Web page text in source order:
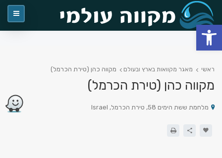
ראשי מאגר מקוואות בארץ ובעולם מקווה כהן (טירת הכרמל)
מקווה כהן (טירת הכרמל)
מלחמת ששת הימים 58, טירת הכרמל, Israel
פתח סרגל נגישות